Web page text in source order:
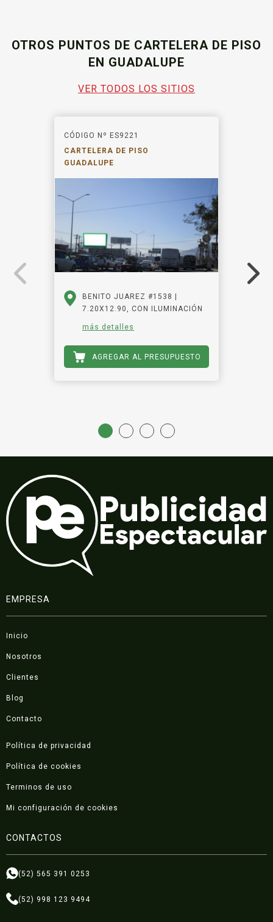
OTROS PUNTOS DE CARTELERA DE PISO
EN GUADALUPE
VER TODOS LOS SITIOS
CÓDIGO Nº ES9221
CARTELERA DE PISO
GUADALUPE
BENITO JUAREZ #1538 |
7.20X12.90, CON ILUMINACIÓN
más detalles
AGREGAR AL PRESUPUESTO
EMPRESA
Inicio
Nosotros
Clientes
Blog
Contacto
Política de privacidad
Política de cookies
Terminos de uso
Mi configuración de cookies
CONTACTOS
(52) 565 391 0253
(52) 998 123 9494